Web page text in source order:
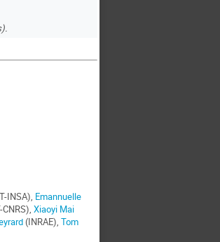
INSA), Emannuelle
CNRS),Xiaoyi Mai
(INRAE),Tom